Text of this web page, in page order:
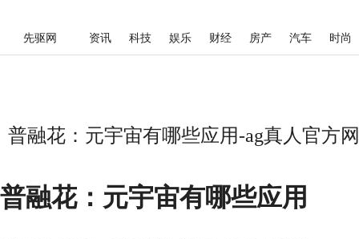
先驱网 资讯 科技 娱乐 财经 房产 汽车 时尚
普融花：元宇宙有哪些应用-ag真人官方网
普融花：元宇宙有哪些应用